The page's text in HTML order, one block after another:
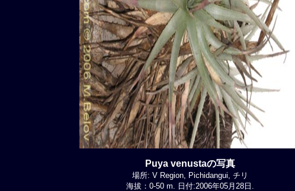
Puya venustaの写真
場所: V Region, Pichidangui, チリ
海拔：0-50 m. 日付:2006年05月28日.